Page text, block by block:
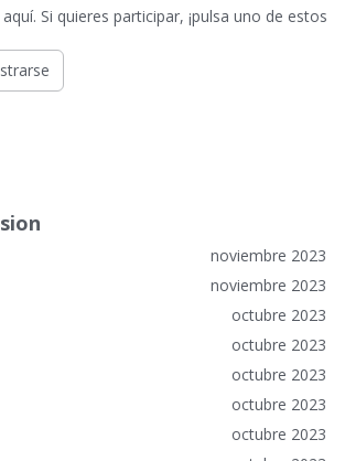
Si quieres participar, ¡pulsa uno de estos
noviembre 2023
noviembre 2023
octubre 2023
octubre 2023
octubre 2023
octubre 2023
octubre 2023